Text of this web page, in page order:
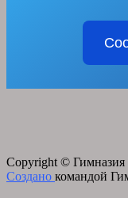
Copyright ©
Создано командой